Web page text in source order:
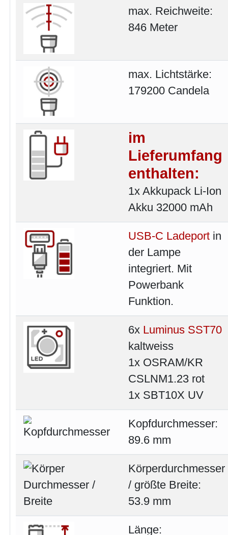
max. Reichweite:
846 Meter
max. Lichtstärke:
179200 Candela
im
Lieferumfang
enthalten:
1x Akkupack Li-Ion
Akku 32000 mAh
USB-C Ladeportin
der Lampe
integriert. Mit
Powerbank
Funktion.
6x Luminus SST70
kaltweiss
1x OSRAM/KR
CSLNM1.23 rot
1x SBT10X UV
Kopfdurchmesser:
89.6 mm
Körperdurchmesser
/ größte Breite:
53.9 mm
Länge: